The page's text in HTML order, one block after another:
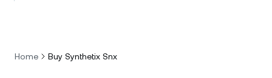
Home Buy Synthetix Snx